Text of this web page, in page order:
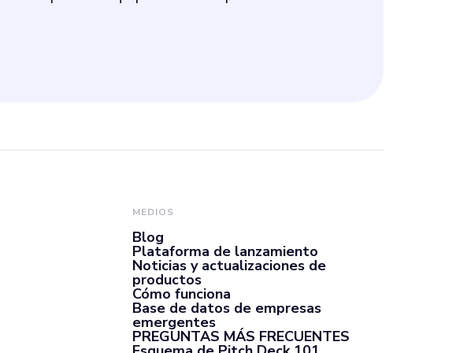
MEDIOS
Blog
Plataforma de lanzamiento
Noticias y actualizaciones de
productos
Cómo funciona
Base de datos de empresas
emergentes
PREGUNTAS MÁS FRECUENTES